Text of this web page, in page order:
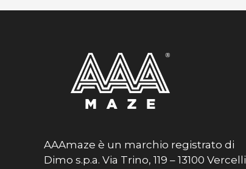
AAAmaze è un marchio registrato di
Dimo s.p.a. Via Trino, 119 – 13100 Vercelli